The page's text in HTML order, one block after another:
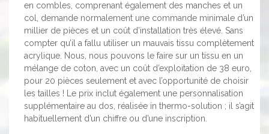
en combles, comprenant également des manches et un
col, demande normalement une commande minimale d’un
millier de pièces et un coût d’installation très élevé. Sans
compter qu’il a fallu utiliser un mauvais tissu complètement
acrylique. Nous, nous pouvons le faire sur un tissu en un
mélange de coton, avec un coût d’exploitation de 38 euro,
pour 20 pièces seulement et avec l’opportunité de choisir
les tailles ! Le prix inclut également une personnalisation
supplémentaire au dos, réalisée in thermo-solution ; il s’agit
habituellement d’un chiffre ou d’une inscription.